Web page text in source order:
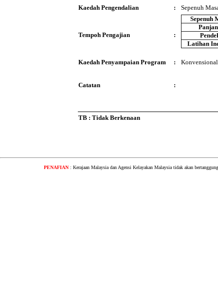
Kaedah Pengendalian
: Sepenuh
Tempoh Pengajian :
Sepenuh
Latihan
Kaedah Penyampaian Program : Konvensional
Catatan :
TB : Tidak Berkenaan
PENAFIAN : Kerajaan Malaysia dan Agensi Kelayakan Malaysia tidak akan